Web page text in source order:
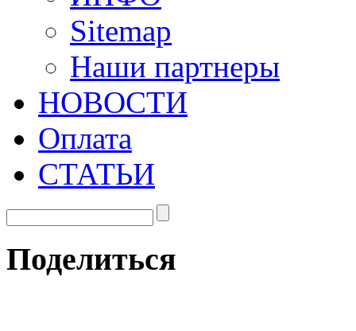
Sitemap
Наши партнеры
НОВОСТИ
Оплата
СТАТЬИ
Поделиться